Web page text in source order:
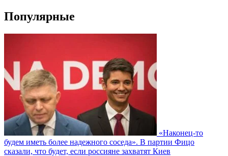
Популярные
«Наконец-то
будем иметь более надежного соседа». В партии Фицо
сказали, что будет, если россияне захватят Киев